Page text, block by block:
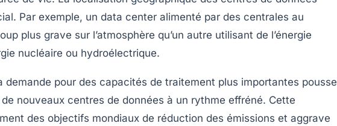
Par exemple, un data center alimenté par des centrales au
plus grave sur l’atmosphère qu’un autre utilisant de l’énergie
nucléaire ou hydroélectrique.
demande pour des capacités de traitement plus importantes pousse
nouveaux centres de données à un rythme effréné. Cette
des objectifs mondiaux de réduction des émissions et aggrave